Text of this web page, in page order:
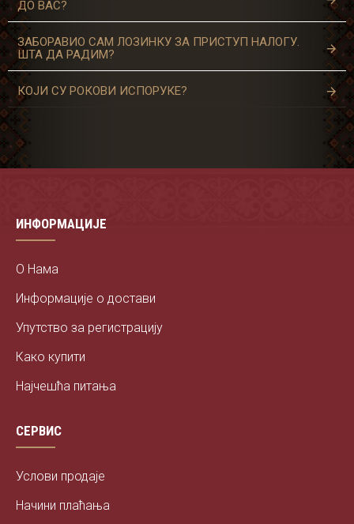
ДО ВАС?
ЗАБОРАВИО САМ ЛОЗИНКУ ЗА ПРИСТУП НАЛОГУ.
ШТА ДА РАДИМ?
КОЈИ СУ РОКОВИ ИСПОРУКЕ?
ИНФОРМАЦИЈЕ
О Нама
Информације о достави
Упутство за регистрацију
Како купити
Најчешћа питања
СЕРВИС
Услови продаје
Начини плаћања